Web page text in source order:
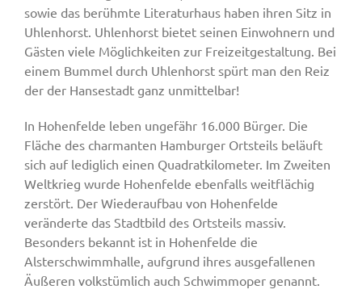
sowie das berühmte Literaturhaus haben ihren Sitz in
Uhlenhorst. Uhlenhorst bietet seinen Einwohnern und
Gästen viele Möglichkeiten zur Freizeitgestaltung. Bei
einem Bummel durch Uhlenhorst spürt man den Reiz
der der Hansestadt ganz unmittelbar!
In Hohenfelde leben ungefähr 16.000 Bürger. Die
Fläche des charmanten Hamburger Ortsteils beläuft
sich auf lediglich einen Quadratkilometer. Im Zweiten
Weltkrieg wurde Hohenfelde ebenfalls weitflächig
zerstört. Der Wiederaufbau von Hohenfelde
veränderte das Stadtbild des Ortsteils massiv.
Besonders bekannt ist in Hohenfelde die
Alsterschwimmhalle, aufgrund ihres ausgefallenen
Äußeren volkstümlich auch Schwimmoper genannt.